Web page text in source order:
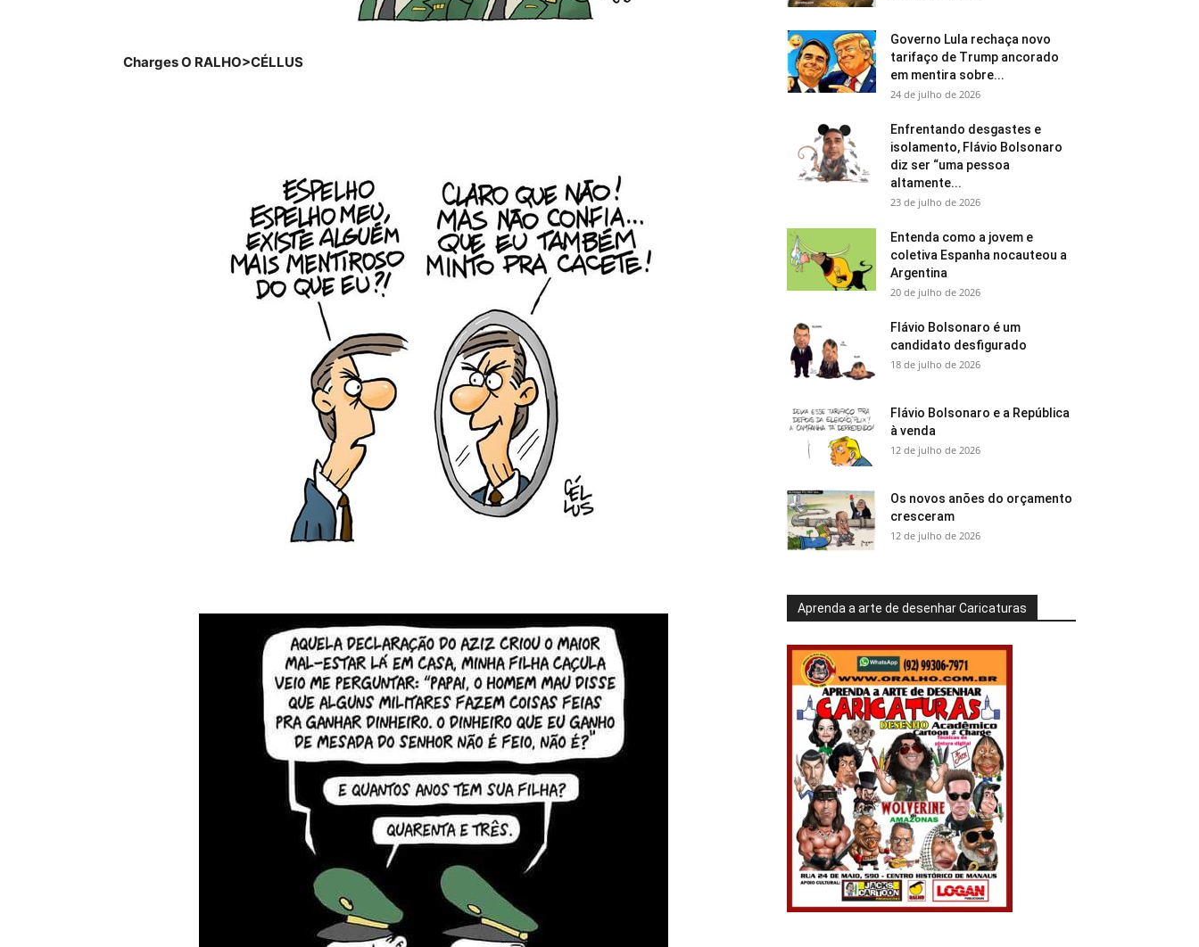
Charges O RALHO>CÉLLUS
Governo Lula rechaça novo
tarifaço de Trump ancorado
em mentira sobre...
24 de julho de 2026
Enfrentando desgastes e
isolamento, Flávio Bolsonaro
diz ser “uma pessoa
altamente...
23 de julho de 2026
Entenda como a jovem e
coletiva Espanha nocauteou a
Argentina
20 de julho de 2026
Flávio Bolsonaro é um
candidato desfigurado
18 de julho de 2026
Flávio Bolsonaro e a República
à venda
12 de julho de 2026
Os novos anões do orçamento
cresceram
12 de julho de 2026
Aprenda a arte de desenhar Caricaturas